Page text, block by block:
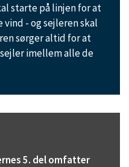
starte på linjen for at
- og sejleren skal
sørger altid for at
imellem alle de
5. del omfatter